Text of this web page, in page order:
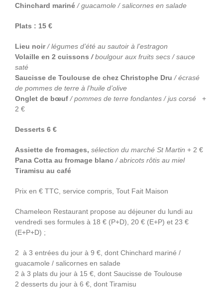
Chinchard mariné/ guacamole / salicornes en salade
Plats : 15 €
Lieu noir / légumes d’été au sautoir à l’estragon
Volaille en 2 cuissons/boulgour aux fruits secs / sauce
saté
Saucisse de Toulouse de chez Christophe Dru/ écrasé
de pommes de terre à l’huile d’olive
Onglet de bœuf / pommes de terre fondantes / jus corsé +
2 €
Desserts 6 €
Assiette de fromages, sélection du marché St Martin + 2 €
Pana Cotta au fromage blanc/ abricots rôtis au miel
Tiramisu au café
Prix en € TTC, service compris, Tout Fait Maison
Chameleon Restaurant propose au déjeuner du lundi au
vendredi ses formules à 18 € (P+D), 20 € (E+P) et 23 €
(E+P+D) ;
2 à 3 entrées du jour à 9 €, dont Chinchard mariné /
guacamole / salicornes en salade
2 à 3 plats du jour à 15 €, dont Saucisse de Toulouse
2 desserts du jour à 6 €, dont Tiramisu